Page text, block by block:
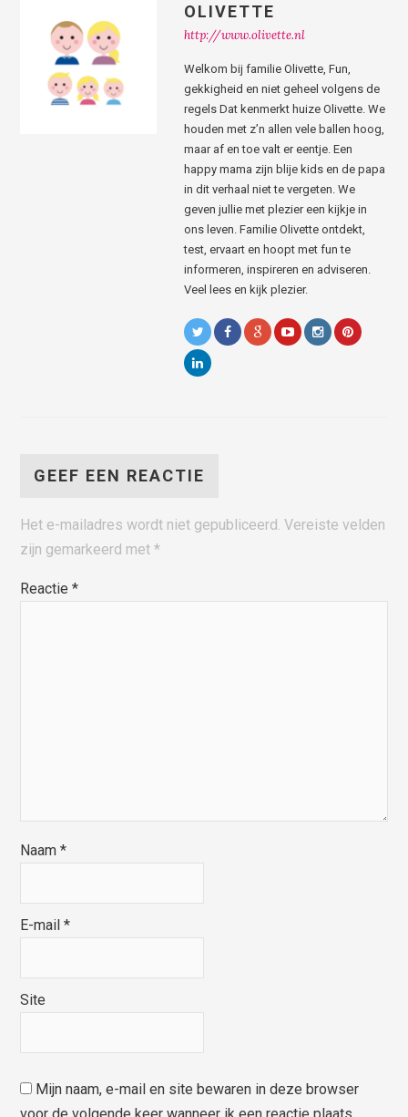
OLIVETTE
http://www.olivette.nl
Welkom bij familie Olivette, Fun,
gekkigheid en niet geheel volgens de
regels Dat kenmerkt huize Olivette. We
houden met z’n allen vele ballen hoog,
maar af en toe valt er eentje. Een
happy mama zijn blije kids en de papa
in dit verhaal niet te vergeten. We
geven jullie met plezier een kijkje in
ons leven. Familie Olivette ontdekt,
test, ervaart en hoopt met fun te
informeren, inspireren en adviseren.
Veel lees en kijk plezier.
GEEF EEN REACTIE
Het e-mailadres wordt niet gepubliceerd. Vereiste velden
zijn gemarkeerd met*
Reactie*
Naam*
E-mail*
Site
Mijn naam, e-mail en site bewaren in deze browser